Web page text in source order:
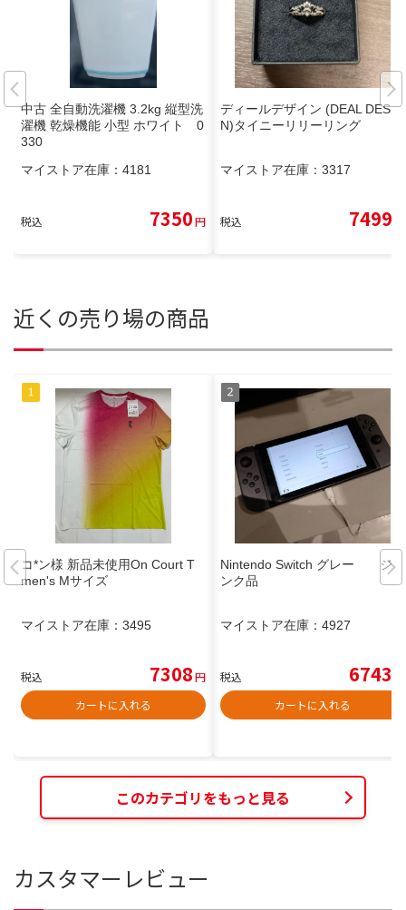
中古 全自動洗濯機 3.2kg 縦型洗
濯機 乾燥機能 小型 ホワイト 0
330
マイストア在庫： 4181
税込 7350円
ディールデザイン (DEAL DESIG
N)タイニーリリーリング
マイストア在庫： 3317
税込 7499
近くの売り場の商品
コ*ン様 新品未使用On Court T
men's Mサイズ
マイストア在庫： 3495
税込 7308円
カートに入れる
Nintendo Switch グレー ジャ
ンク品
マイストア在庫： 4927
税込 6743
カートに入れる
このカテゴリをもっと見る
カスタマーレビュー